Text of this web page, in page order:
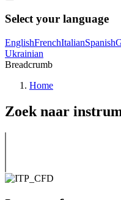
Select your language
EnglishFrenchItalianSpanish
Ukrainian
Breadcrumb
Home
Zoek naar